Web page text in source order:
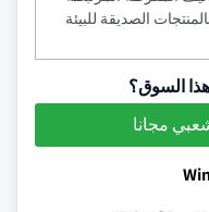
الصديقة للبيئة
السوق؟
مجانا